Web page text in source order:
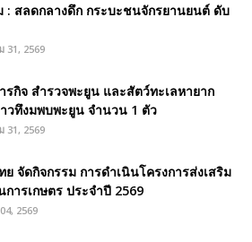
: สลดกลางดึก กระบะชนจักรยานยนต์ ดับ
31, 2569
รกิจ สำรวจพะยูน และสัตว์ทะเลหายาก
วทึงมพบพะยูน จำนวน 1 ตัว
31, 2569
ย จัดกิจกรรม การดำเนินโครงการส่งเสริม
ารเกษตร ประจำปี 2569
2569